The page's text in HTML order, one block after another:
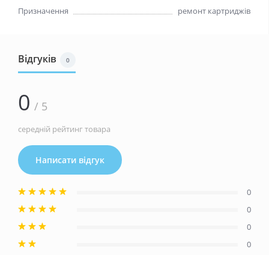
Призначення ремонт картриджів
Відгуків 0
0 / 5
середній рейтинг товара
Написати відгук
0
0
0
0